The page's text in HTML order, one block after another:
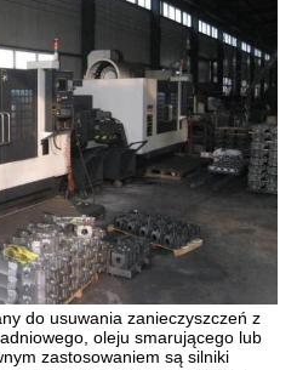
do usuwania zanieczyszczeń z
oleju smarującego lub
zastosowaniem są silniki